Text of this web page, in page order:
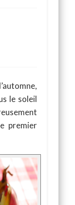
le soleil
premier